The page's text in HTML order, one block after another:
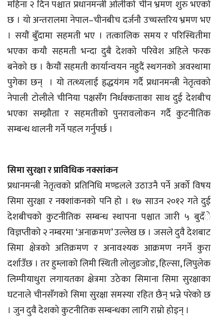
महिना २ दिन पश्चात प्रधानमन्त्री ओलीको चीन भ्रमण शुरु भएको
छ । यो अन्तरालमा नेपाल–चीनबीच दर्जनौ उच्चस्तरिय भ्रमण भए
। सयौं बुँदामा सहमती भए । तत्कालिक समय र परिस्थितीमा
भएका कयौ सहमती भन्दा दुबै देशको परिवेश अहिले फरक
बनेको छ । कैयौं सहमती कार्यान्वयन नहुदैं स्थगनको अवस्थामा
पुगेका छन् । यो तत्थ्यलाई हृद्धयंगम गर्दै प्रधानमन्त्री नेतृत्वको
नेपाली टोलीले चीनिया पक्षसँग निर्धक्कताका साथ दुई देशबीच
भएका सम्झौता र सहमतीको पुनरावलोकन गर्दै कुटनीतिक
सम्बन्ध थालनी गर्ने पहल गर्नुपर्छ ।
सिमा सुरक्षा र प्राविधिक नक्सांकन
प्रधानमन्त्री नेतृत्वको प्रतिनिधि मण्डलले उठाउनै पर्ने अर्को विषय
सिमा सुरक्षा र नक्शांकनको पनि हो । १७ साउन २०१२ गते दुई
देशबीचको कुटनीतिक सम्बन्ध स्थापना पश्चात जारी ५ बुदँे
विज्ञप्तीको २ नम्बरमा ‘अनाक्रमण’ उल्लेख छ । जसले दुवै देशबाट
सिमा क्षेत्रको अतिक्रमण र अनावश्यक आक्रमण नगर्ने कुरा
दर्शाउँछ । तर हुम्लाको लिमी स्थिती लोलुङजोङ, हिल्सा, लिपुलेक
लिम्पीयाधुरा लगायतका क्षेत्रमा उठेका सिमाना सिमा सुरक्षाका
घटनाले चीनसँगको सिमा सुरक्षा समस्या रहित छैन् भन्ने परेको छ
। जुन दुवै देशको कुटनीतिक सम्बन्धका लागि राम्रो होइन् ।